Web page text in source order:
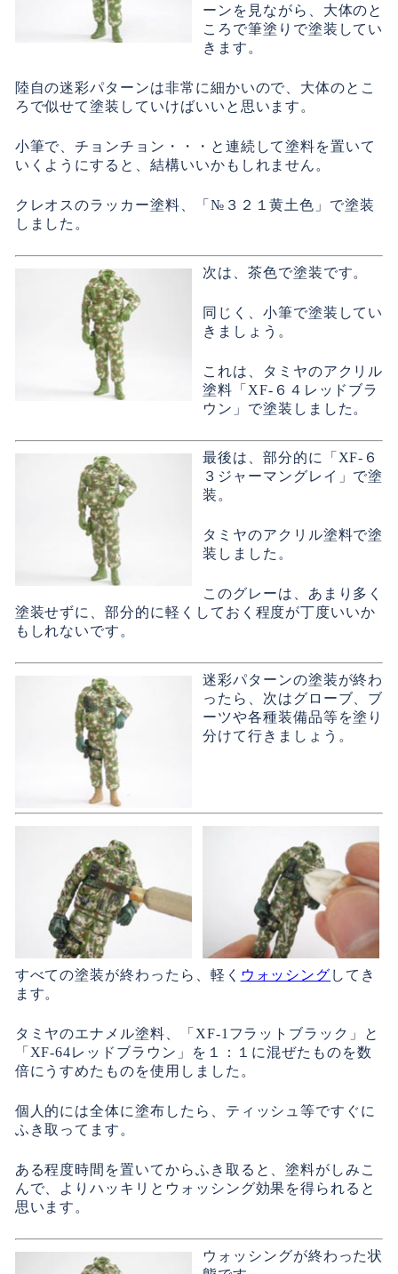
ーンを見ながら、大体のと
ころで筆塗りで塗装してい
きます。
陸自の迷彩パターンは非常に細かいので、大体のとこ
ろで似せて塗装していけばいいと思います。
小筆で、チョンチョン・・・と連続して塗料を置いて
いくようにすると、結構いいかもしれません。
クレオスのラッカー塗料、「№３２１黄土色」で塗装
しました。
次は、茶色で塗装です。
同じく、小筆で塗装してい
きましょう。
これは、タミヤのアクリル
塗料「XF-６４レッドブラ
ウン」で塗装しました。
最後は、部分的に「XF-６
３ジャーマングレイ」で塗
装。
タミヤのアクリル塗料で塗
装しました。
このグレーは、あまり多く
塗装せずに、部分的に軽くしておく程度が丁度いいか
もしれないです。
迷彩パターンの塗装が終わ
ったら、次はグローブ、ブ
ーツや各種装備品等を塗り
分けて行きましょう。
すべての塗装が終わったら、軽く ウォッシング してき
ます。
タミヤのエナメル塗料、「XF-1フラットブラック」と
「XF-64レッドブラウン」を１：１に混ぜたものを数
倍にうすめたものを使用しました。
個人的には全体に塗布したら、ティッシュ等ですぐに
ふき取ってます。
ある程度時間を置いてからふき取ると、塗料がしみこ
んで、よりハッキリとウォッシング効果を得られると
思います。
ウォッシングが終わった状